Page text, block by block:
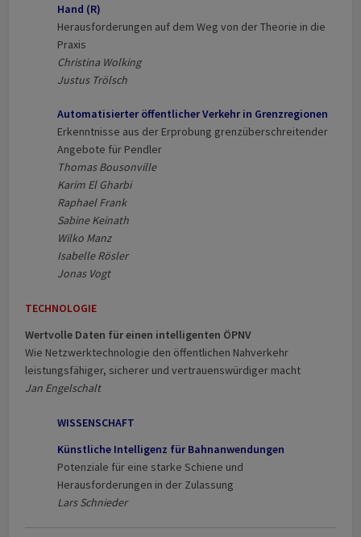
Hand (R)
Herausforderungen auf dem Weg von der Theorie in die
Praxis
Christina Wolking
Justus Trölsch
Automatisierter öffentlicher Verkehr in Grenzregionen
Erkenntnisse aus der Erprobung grenzüberschreitender
Angebote für Pendler
Thomas Bousonville
Karim El Gharbi
Raphael Frank
Sabine Keinath
Wilko Manz
Isabelle Rösler
Jonas Vogt
TECHNOLOGIE
Wertvolle Daten für einen intelligenten ÖPNV
Wie Netzwerktechnologie den öffentlichen Nahverkehr
leistungsfähiger, sicherer und vertrauenswürdiger macht
Jan Engelschalt
WISSENSCHAFT
Künstliche Intelligenz für Bahnanwendungen
Potenziale für eine starke Schiene und
Herausforderungen in der Zulassung
Lars Schnieder